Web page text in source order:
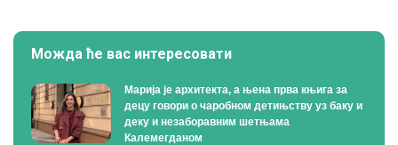
Можда ће вас интересовати
Марија је архитекта, а њена прва књига за
децу говори о чаробном детињству уз баку и
деку и незаборавним шетњама
Калемегданом